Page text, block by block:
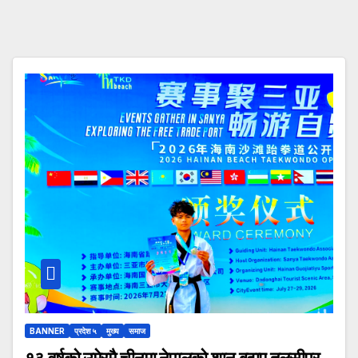
BANNER प्रदेश ५ मुख्य समाज